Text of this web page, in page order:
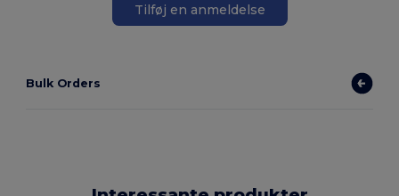
Tilføj en anmeldelse
Bulk Orders